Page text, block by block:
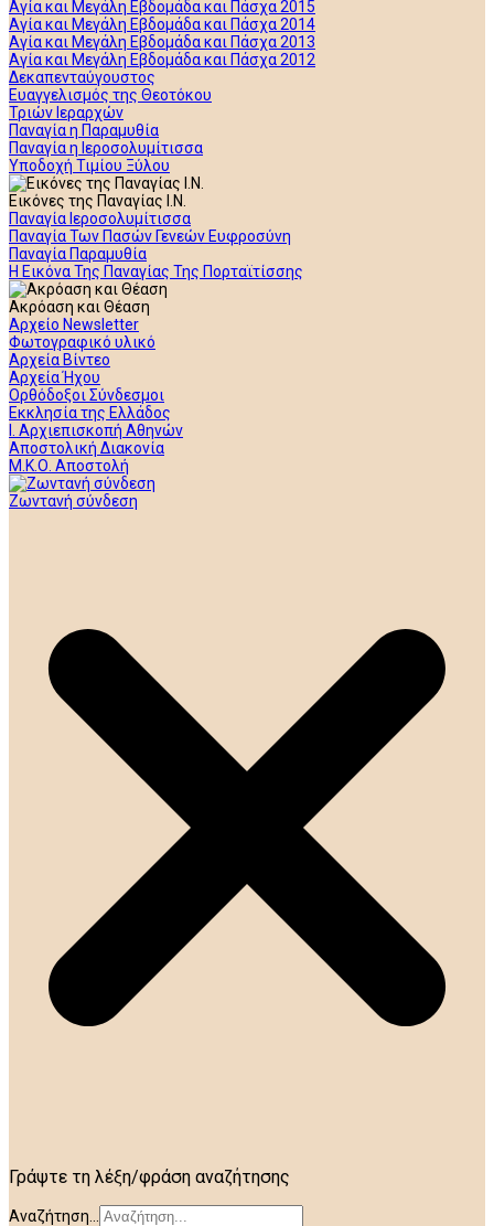
Αγία και Μεγάλη Εβδομάδα και Πάσχα 2015
Αγία και Μεγάλη Εβδομάδα και Πάσχα 2014
Αγία και Μεγάλη Εβδομάδα και Πάσχα 2013
Αγία και Μεγάλη Εβδομάδα και Πάσχα 2012
Δεκαπενταύγουστος
Ευαγγελισμός της Θεοτόκου
Τριών Ιεραρχών
Παναγία η Παραμυθία
Παναγία η Ιεροσολυμίτισσα
Υποδοχή Τιμίου Ξύλου
Εικόνες της Παναγίας Ι.Ν.
Παναγία Ιεροσολυμίτισσα
Παναγία Των Πασών Γενεών Ευφροσύνη
Παναγία Παραμυθία
Η Εικόνα Της Παναγίας Της Πορταϊτίσσης
Ακρόαση και Θέαση
Αρχείο Newsletter
Φωτογραφικό υλικό
Αρχεία Βίντεο
Αρχεία Ήχου
Ορθόδοξοι Σύνδεσμοι
Εκκλησία της Ελλάδος
Ι. Αρχιεπισκοπή Αθηνών
Αποστολική Διακονία
Μ.Κ.Ο. Αποστολή
Ζωντανή σύνδεση
Γράψτε τη λέξη/φράση αναζήτησης
Αναζήτηση...